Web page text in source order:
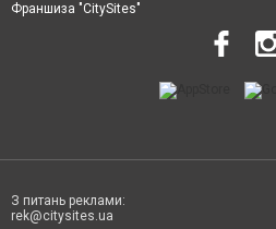
Франшиза "CitySites"
З питань реклами:
rek@citysites.ua